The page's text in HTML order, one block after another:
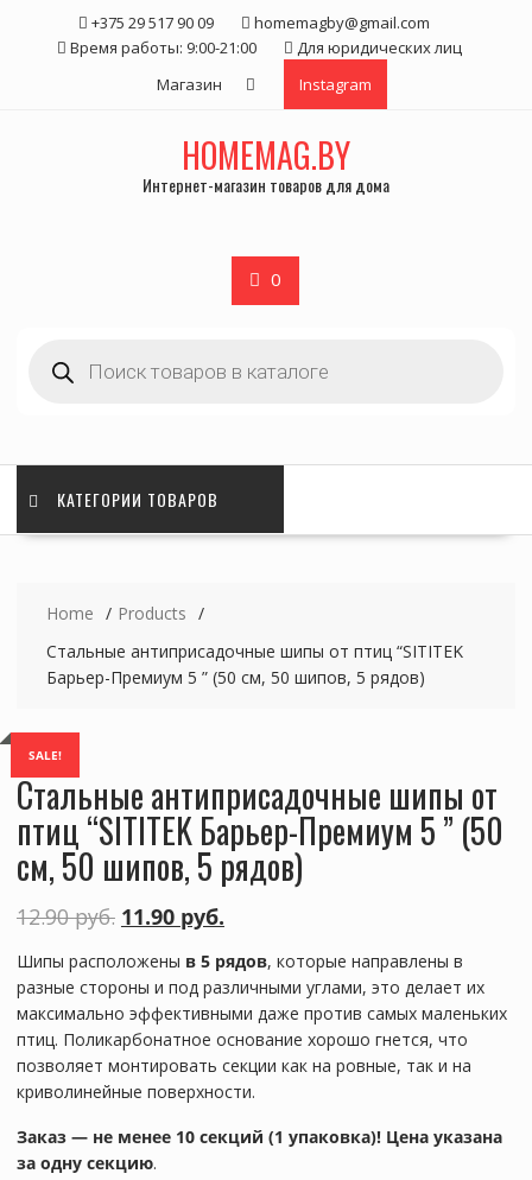
+375 29 517 90 09
homemagby@gmail.com
Время работы: 9:00-21:00
Для юридических лиц
Магазин
Instagram
HOMEMAG.BY
Интернет-магазин товаров для дома
0
товаров
КАТЕГОРИИ ТОВАРОВ
Home
Products
Стальные антиприсадочные шипы от птиц “SITITEK
Барьер-Премиум 5 ” (50 см, 50 шипов, 5 рядов)
SALE!
Стальные антиприсадочные шипы от
птиц “SITITEK Барьер-Премиум 5 ” (50
см, 50 шипов, 5 рядов)
12.90руб. 11.90 руб.
Шипы расположены в 5 рядов, которые направлены в
разные стороны и под различными углами, это делает их
максимально эффективными даже против самых маленьких
птиц. Поликарбонатное основание хорошо гнется, что
позволяет монтировать секции как на ровные, так и на
криволинейные поверхности.
Заказ — не менее 10 секций (1 упаковка)! Цена указана
за одну секцию.